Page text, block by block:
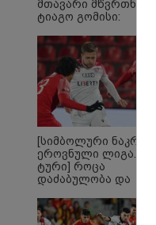
მთავარი მწვრთნელი
ტიაგო გომისი:
ტალანტების
ქვეყანაა"!
[სიმბოლური ნაკრები.
ეროვნული ლიგა. XXX
ტური] როცა
დაძაბულობა და
არიან...